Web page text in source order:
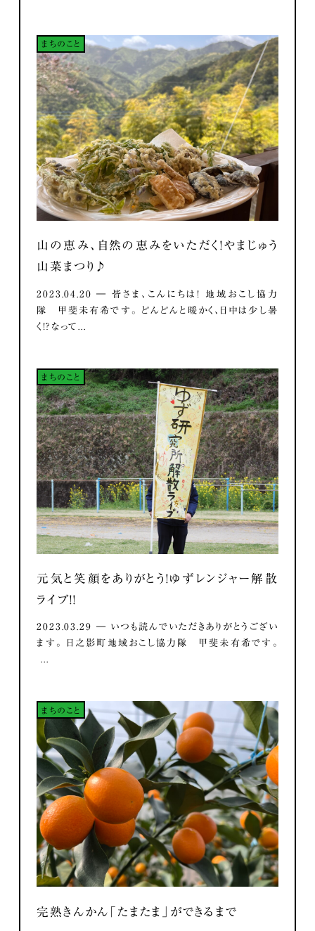
まちのこと
山の恵み、自然の恵みをいただく！やまじゅう
山菜まつり♪
2023.04.20 ― 皆さま、こんにちは！ 地域おこし協力
隊 甲斐未有希です。 どんどんと暖かく、日中は少し暑
く！？なって...
まちのこと
元気と笑顔をありがとう！ゆずレンジャー解散
ライブ！！
2023.03.29 ― いつも読んでいただきありがとうござい
ます。 日之影町地域おこし協力隊 甲斐未有希です。
...
まちのこと
完熟きんかん「たまたま」ができるまで